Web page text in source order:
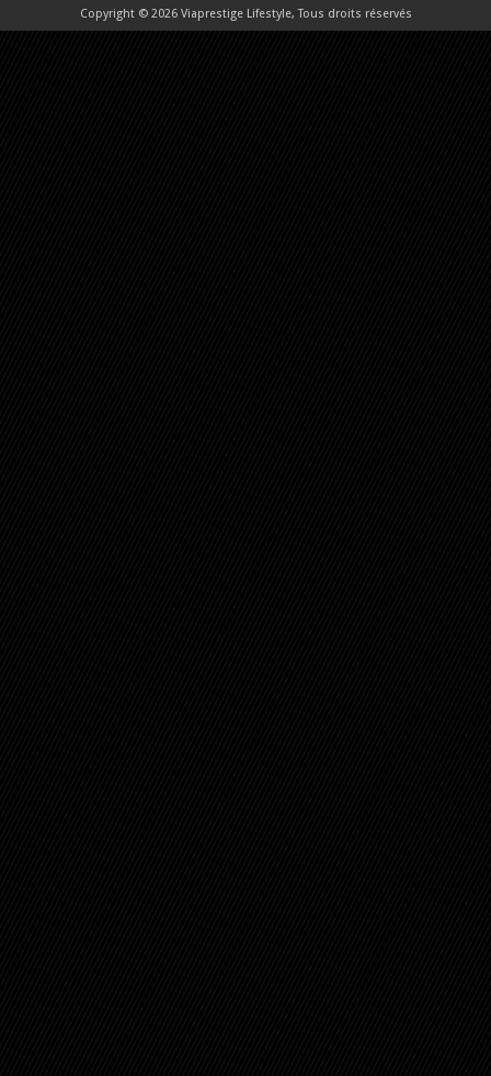
Copyright © 2026 Viaprestige Lifestyle, Tous droits réservés